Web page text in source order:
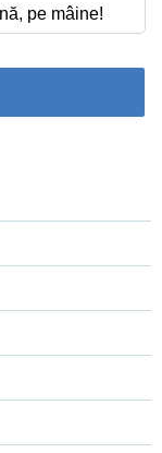
pe mâine!